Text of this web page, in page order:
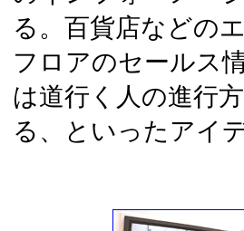
る。百貨店などの
フロアのセールス
は道行く人の進行
る、といったアイ